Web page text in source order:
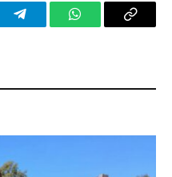
TelegramWhatsAppCopy